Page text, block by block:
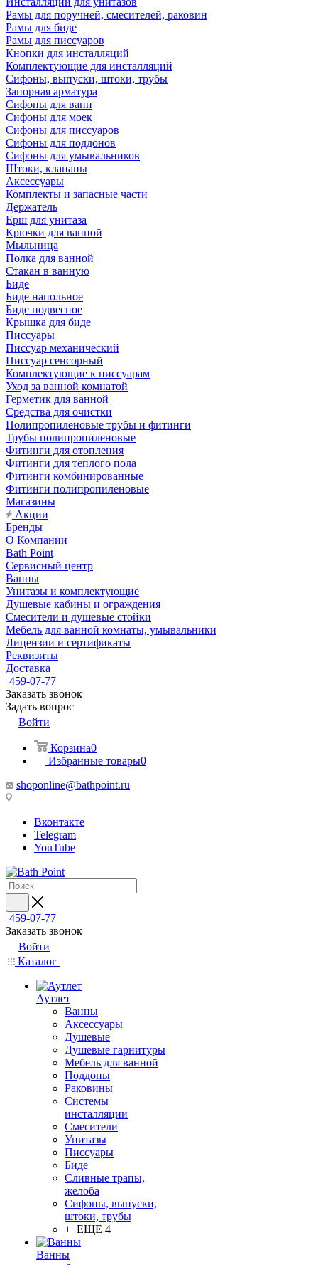
Рамы для поручней, смесителей, раковин
Рамы для биде
Рамы для писсуаров
Кнопки для инсталляций
Комплектующие для инсталляций
Сифоны, выпуски, штоки, трубы
Запорная арматура
Сифоны для ванн
Сифоны для моек
Сифоны для писсуаров
Сифоны для поддонов
Сифоны для умывальников
Штоки, клапаны
Аксессуары
Комплекты и запасные части
Держатель
Ерш для унитаза
Крючки для ванной
Мыльница
Полка для ванной
Стакан в ванную
Биде
Биде напольное
Биде подвесное
Крышка для биде
Писсуары
Писсуар механический
Писсуар сенсорный
Комплектующие к писсуарам
Уход за ванной комнатой
Герметик для ванной
Средства для очистки
Полипропиленовые трубы и фитинги
Трубы полипропиленовые
Фитинги для отопления
Фитинги для теплого пола
Фитинги комбинированные
Фитинги полипропиленовые
Магазины
Акции
Бренды
О Компании
Bath Point
Сервисный центр
Ванны
Унитазы и комплектующие
Душевые кабины и ограждения
Смесители и душевые стойки
Мебель для ванной комнаты, умывальники
Лицензии и сертификаты
Реквизиты
Доставка
459-07-77
Заказать звонок
Задать вопрос
Войти
Корзина0
Избранные товары0
shoponline@bathpoint.ru
Вконтакте
Telegram
YouTube
459-07-77
Заказать звонок
Войти
Каталог
Аутлет
Ванны
Аксессуары
Душевые
Душевые гарнитуры
Мебель для ванной
Поддоны
Раковины
Системы
инсталляции
Смесители
Унитазы
Писсуары
Биде
Сливные трапы,
желоба
Сифоны, выпуски,
штоки, трубы
+ ЕЩЕ 4
Ванны